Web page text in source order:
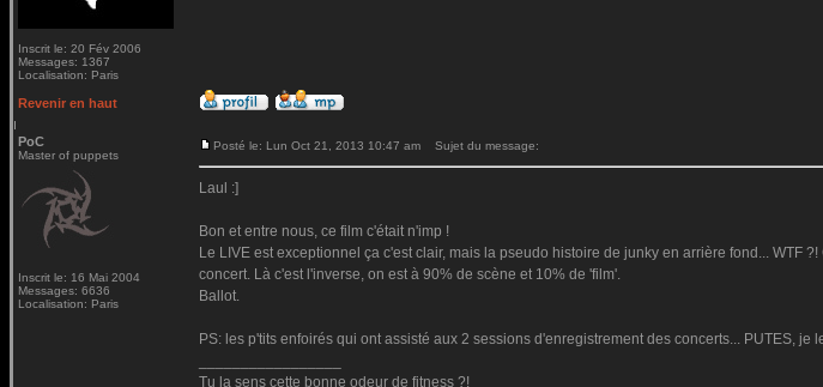
Inscrit le: 20 Fév 2006
Messages: 1367
Localisation: Paris
Revenir en haut
PoC
Master of puppets
Inscrit le: 16 Mai 2004
Messages: 6636
Localisation: Paris
Posté le: Lun Oct 21, 2013 10:47 am Sujet du message:
Laul :]
Bon et entre nous, ce film c'était n'imp !
Le LIVE est exceptionnel ça c'est clair, mais la pseudo histoire de junky en arrière fond... WTF
concert. Là c'est l'inverse, on est à 90% de scène et 10% de 'film'.
Ballot.
PS: les p'tits enfoirés qui ont assisté aux 2 sessions d'enregistrement des concerts... PUTES, je
Tu la sens cette bonne odeur de fitness ?!